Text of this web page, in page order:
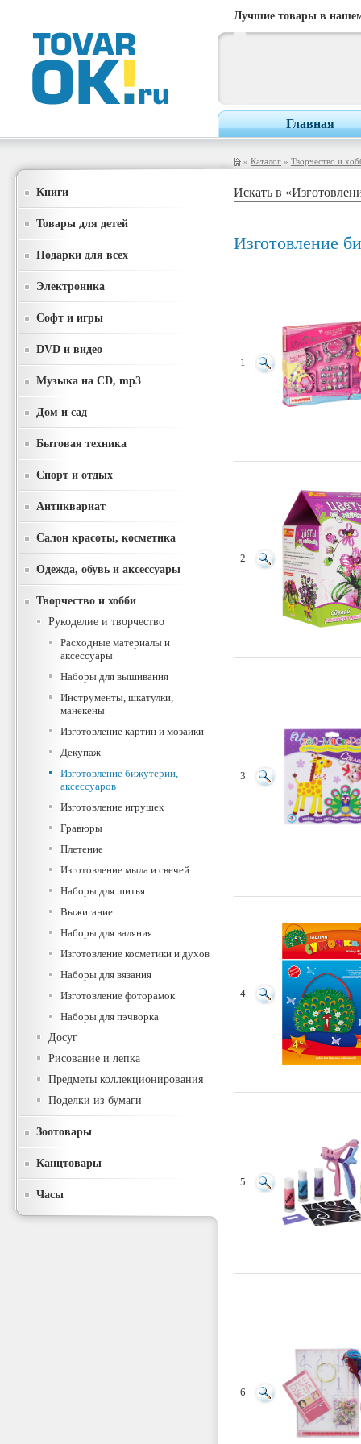
Лучшие товары в
Главная
» Каталог » Творчество и
Книги
Товары для детей
Подарки для всех
Электроника
Софт и игры
DVD и видео
Музыка на CD, mp3
Дом и сад
Бытовая техника
Спорт и отдых
Антиквариат
Салон красоты, косметика
Одежда, обувь и аксессуары
Творчество и хобби
Рукоделие и творчество
Расходные материалы и
аксессуары
Наборы для вышивания
Инструменты, шкатулки,
манекены
Изготовление картин и мозаики
Декупаж
Изготовление бижутерии,
аксессуаров
Изготовление игрушек
Гравюры
Плетение
Изготовление мыла и свечей
Наборы для шитья
Выжигание
Наборы для валяния
Изготовление косметики и духов
Наборы для вязания
Изготовление фоторамок
Наборы для пэчворка
Досуг
Рисование и лепка
Предметы коллекционирования
Поделки из бумаги
Зоотовары
Канцтовары
Часы
Искать в
Изготовление
1
2
3
4
5
6